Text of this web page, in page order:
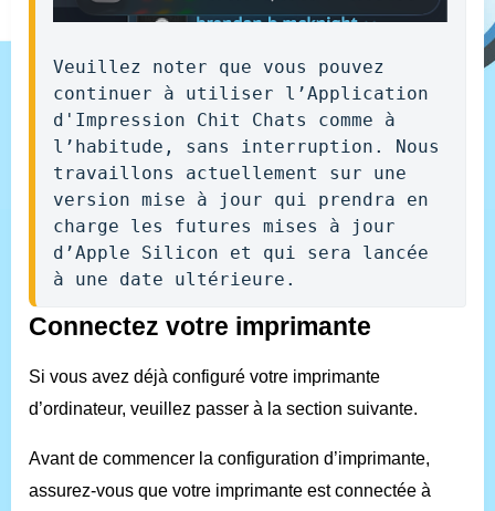
Veuillez noter que vous pouvez
continuer à utiliser l’Application
d'Impression Chit Chats comme à
l’habitude, sans interruption. Nous
travaillons actuellement sur une
version mise à jour qui prendra en
charge les futures mises à jour
d’Apple Silicon et qui sera lancée
à une date ultérieure.
Connectez votre imprimante
Si vous avez déjà configuré votre imprimante
d’ordinateur, veuillez passer à la section suivante.
Avant de commencer la configuration d’imprimante,
assurez-vous que votre imprimante est connectée à